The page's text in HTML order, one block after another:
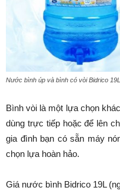
Nước bình úp và bình có vòi Bidrico 19L
Bình vòi là một lựa chọn
dùng trực tiếp hoặc để lên
gia đình bạn có sẵn máy
chọn lựa hoàn hảo.
Giá nước bình Bidrico 19L